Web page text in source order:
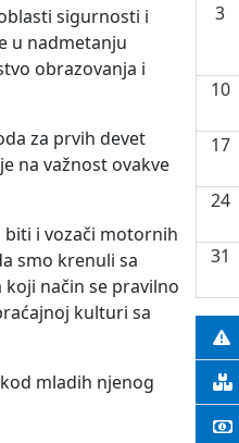
sigurnosti i
u nadmetanju
obrazovanja i
za prvih devet
na važnost ovakve
biti i vozači motornih
smo krenuli sa
način se pravilno
kulturi sa
mladih njenog
3
10
17
24
31